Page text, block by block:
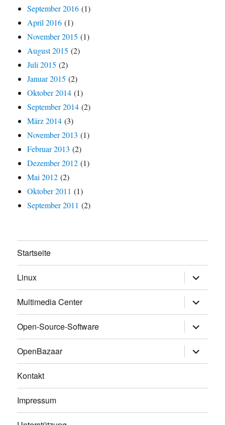
September 2016 (1)
April 2016 (1)
November 2015 (1)
August 2015 (2)
Juli 2015 (2)
Januar 2015 (2)
Oktober 2014 (1)
September 2014 (2)
März 2014 (3)
November 2013 (1)
Februar 2013 (2)
Dezember 2012 (1)
Mai 2012 (2)
Oktober 2011 (1)
September 2011 (2)
Startseite
Linux
anzeigen
Multimedia Center
anzeigen
Open-Source-Software
anzeigen
OpenBazaar
anzeigen
Kontakt
Impressum